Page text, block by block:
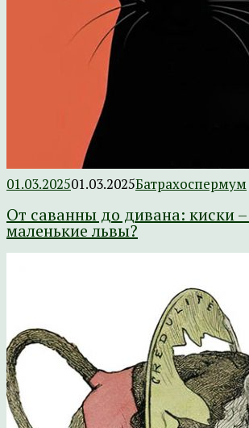
01.03.202501.03.2025Батрахоспермум
От саванны до дивана: киски –
маленькие львы?